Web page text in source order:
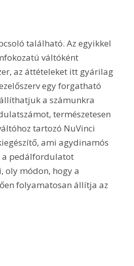
váltóként
az áttételeket itt gyárilag
egy forgatható
a számunkra
természetesen
tartozó NuVinci
ami agydinamós
a pedálfordulatot
oly módon, hogy a
folyamatosan állítja az